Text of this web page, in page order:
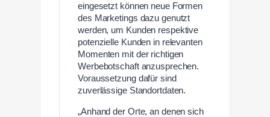
eingesetzt können neue Formen
des Marketings dazu genutzt
werden, um Kunden respektive
potenzielle Kunden in relevanten
Momenten mit der richtigen
Werbebotschaft anzusprechen.
Voraussetzung dafür sind
zuverlässige Standortdaten.
„Anhand der Orte, an denen sich